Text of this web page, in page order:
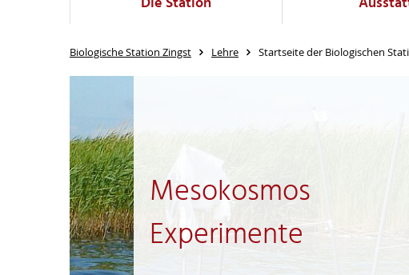
Biologische Station Zingst Lehre Startseite der Biologischen
Mesokosmos
Experimente